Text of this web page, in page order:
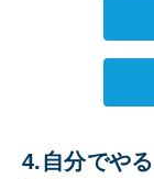
4.自分でや